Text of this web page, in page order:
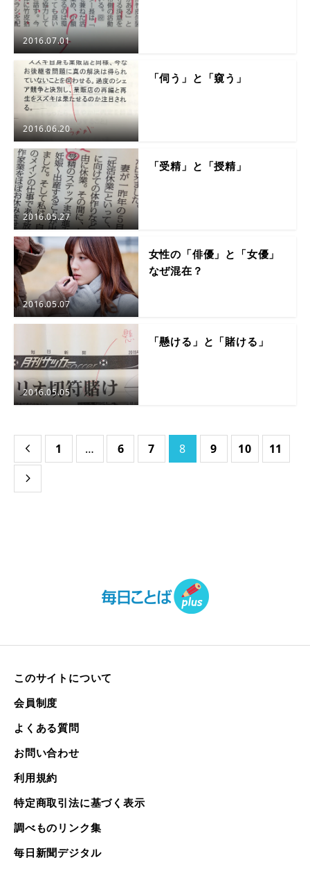
2016.07.01
2016.06.20
「伺う」と「窺う」
2016.05.27
「受精」と「授精」
2016.05.07
女性の「俳優」と「女優」
なぜ混在？
2016.05.05
「懸ける」と「賭ける」
 1 … 6 7 8 9 10 11

このサイトについて
会員制度
よくある質問
お問い合わせ
利用規約
特定商取引法に基づく表示
調べものリンク集
毎日新聞デジタル